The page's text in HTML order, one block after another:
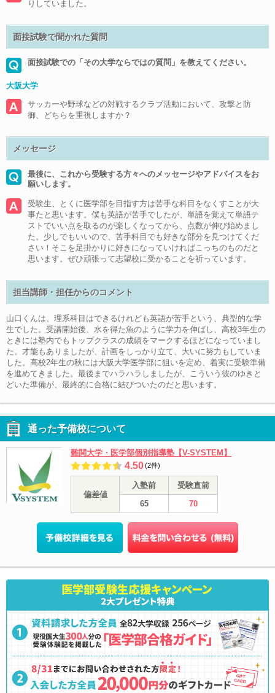
りしていました。
面接試験で聞かれた質問
面接試験での「その大学ならではの質問」を教えてください。
大阪大学
サッカーや野球などの対戦するクラブ活動において、攻撃と防
御、どちらを重視しますか？
メッセージ
最後に、これから受験する方々へのメッセージやアドバイスをお
願いします。
受験生、とくに医学部を目指す方は苦手な科目をなくすことが大
事たと思います。僕も英語が苦手でしたが、単語を覚えて単語テ
ストでいい点を取るのが楽しくなってから、点数が伸び始めまし
た。少しでもいいので、苦手科目でも好きな部分を見つけてくだ
さい！そこを足掛かりに好きになっていければこっちのものだと
思います。ぜひ頑張って志望校に受かることを祈っています。
担当講師・担任からのコメント
山口くんは、理系科目はできるけれども英語が苦手という、典型的な学
生でした。受講開始後、水を得た魚のように学力を伸ばし、高校3年生の
ときには塾内でもトップクラスの成績をマークするほどになっていまし
た。才能もありましたが、計画をしっかり立て、大いに努力もしていま
した。高校2年生の秋には大阪大学医学部に狙いを定め、着実に受験準備
を進めてきました。最後までハラハラしましたが、こういう彼のゆきと
どいた準備が、最終的に合格に結びついたのだと思います。
通った予備校について
難関大学・医学部個別指導塾【V-SYSTEM】
4.50(2件)
偏差値
入塾前
受験直前
65
70